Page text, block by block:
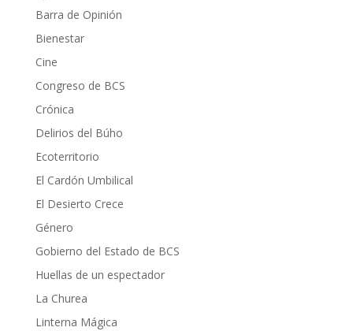
Barra de Opinión
Bienestar
Cine
Congreso de BCS
Crónica
Delirios del Búho
Ecoterritorio
El Cardón Umbilical
El Desierto Crece
Género
Gobierno del Estado de BCS
Huellas de un espectador
La Churea
Linterna Mágica